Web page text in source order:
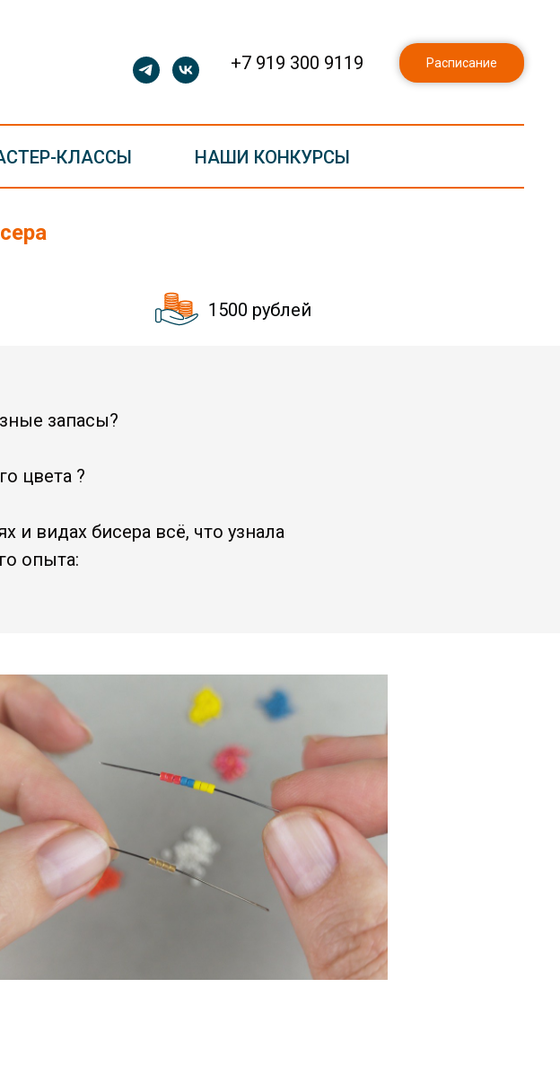
+7 919 300 9119 Расписание
КЛАССЫ НАШИ КОНКУРСЫ
1500 рублей
запасы?
цвета ?
и видах бисера всё, что узнала
опыта: